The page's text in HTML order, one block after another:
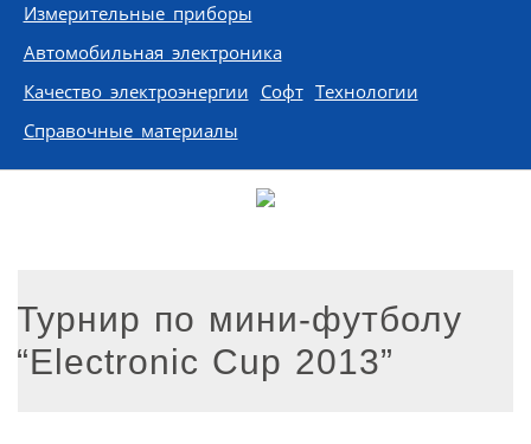
Измерительные приборы
Автомобильная электроника
Качество электроэнергии Софт Технологии
Справочные материалы
Турнир по мини-футболу
“Electronic Cup 2013”